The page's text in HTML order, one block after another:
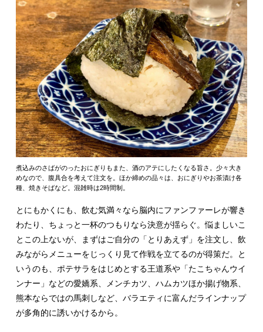
煮込みのさばがのったおにぎりもまた、酒のアテにしたくなる旨さ。少々大き
めなので、腹具合を考えて注文を。ほか締めの品々は、おにぎりやお茶漬け各
種、焼きそばなど。混雑時は2時間制。
とにもかくにも、飲む気満々なら脳内にファンファーレが響き
わたり、ちょっと一杯のつもりなら決意が揺らぐ。悩ましいこ
とこの上ないが、まずはご自分の「とりあえず」を注文し、飲
みながらメニューをじっくり見て作戦を立てるのが得策だ。と
いうのも、ポテサラをはじめとする王道系や「たこちゃんウイ
ンナー」などの愛嬌系、
メンチカツ、ハムカツほか揚げ物系、
熊本ならではの馬刺しなど、バラエティに富んだラインナップ
が多角的に誘いかけるから。